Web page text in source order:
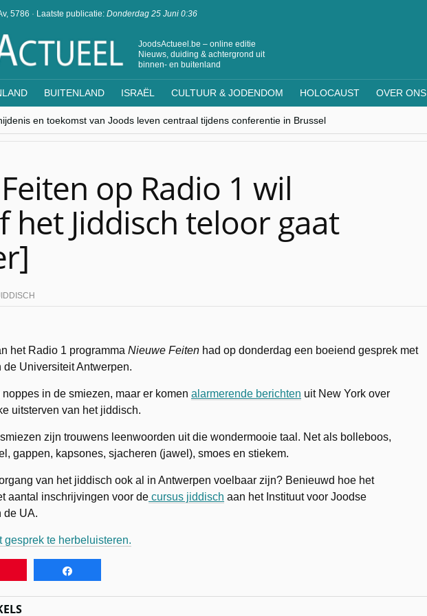
5786 · Laatste publicatie: Donderdag 25 Juni 0:36
JoodsActueel.be – online editie
Nieuws, duiding & achtergrond uit
binnen- en buitenland
BUITENLAND ISRAËL CULTUUR & JODENDOM HOLOCAUST OVER ONS
en toekomst van Joods leven centraal tijdens conferentie in Brussel
toont hoe moeilijk seculiere Westen minderheden begrijpt”, Jinnih Beels (Vooruit)
– Boekarest: de verrassing van Oost-Europa
Jood in België op de beklaagdenbank”
op Radio 1 wil
het Jiddisch teloor gaat
het Radio 1 programma Nieuwe Feiten had op donderdag een boeiend gesprek met
Universiteit Antwerpen.
in de smiezen, maar er komen alarmerende berichten uit New York over
uitsterven van het jiddisch.
zijn trouwens leenwoorden uit die wondermooie taal. Net als bolleboos,
gappen, kapsones, sjacheren (jawel), smoes en stiekem.
van het jiddisch ook al in Antwerpen voelbaar zijn? Benieuwd hoe het
aantal inschrijvingen voor de cursus jiddisch aan het Instituut voor Joodse
de UA.
gesprek te herbeluisteren.